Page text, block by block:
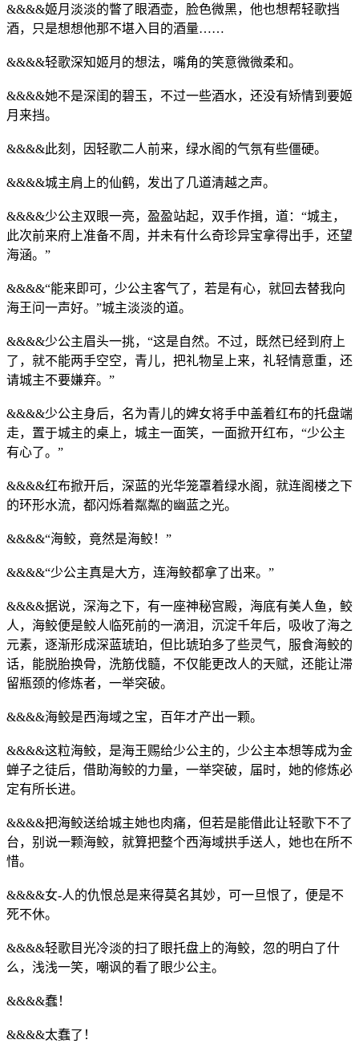
&&&&姬月淡淡的瞥了眼酒壶，脸色微黑，他也想帮轻歌挡
酒，只是想想他那不堪入目的酒量……
&&&&轻歌深知姬月的想法，嘴角的笑意微微柔和。
&&&&她不是深闺的碧玉，不过一些酒水，还没有矫情到要姬
月来挡。
&&&&此刻，因轻歌二人前来，绿水阁的气氛有些僵硬。
&&&&城主肩上的仙鹤，发出了几道清越之声。
&&&&少公主双眼一亮，盈盈站起，双手作揖，道：“城主，
此次前来府上准备不周，并未有什么奇珍异宝拿得出手，还望
海涵。”
&&&&“能来即可，少公主客气了，若是有心，就回去替我向
海王问一声好。”城主淡淡的道。
&&&&少公主眉头一挑，“这是自然。不过，既然已经到府上
了，就不能两手空空，青儿，把礼物呈上来，礼轻情意重，还
请城主不要嫌弃。”
&&&&少公主身后，名为青儿的婢女将手中盖着红布的托盘端
走，置于城主的桌上，城主一面笑，一面掀开红布，“少公主
有心了。”
&&&&红布掀开后，深蓝的光华笼罩着绿水阁，就连阁楼之下
的环形水流，都闪烁着粼粼的幽蓝之光。
&&&&“海鲛，竟然是海鲛！”
&&&&“少公主真是大方，连海鲛都拿了出来。”
&&&&据说，深海之下，有一座神秘宫殿，海底有美人鱼，鲛
人，海鲛便是鲛人临死前的一滴泪，沉淀千年后，吸收了海之
元素，逐渐形成深蓝琥珀，但比琥珀多了些灵气，服食海鲛的
话，能脱胎换骨，洗筋伐髓，不仅能更改人的天赋，还能让滞
留瓶颈的修炼者，一举突破。
&&&&海鲛是西海域之宝，百年才产出一颗。
&&&&这粒海鲛，是海王赐给少公主的，少公主本想等成为金
蝉子之徒后，借助海鲛的力量，一举突破，届时，她的修炼必
定有所长进。
&&&&把海鲛送给城主她也肉痛，但若是能借此让轻歌下不了
台，别说一颗海鲛，就算把整个西海域拱手送人，她也在所不
惜。
&&&&女-人的仇恨总是来得莫名其妙，可一旦恨了，便是不
死不休。
&&&&轻歌目光冷淡的扫了眼托盘上的海鲛，忽的明白了什
么，浅浅一笑，嘲讽的看了眼少公主。
&&&&蠢！
&&&&太蠢了！